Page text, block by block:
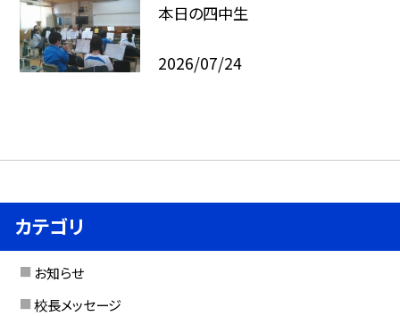
本日の四中生
2026/07/24
カテゴリ
お知らせ
校長メッセージ